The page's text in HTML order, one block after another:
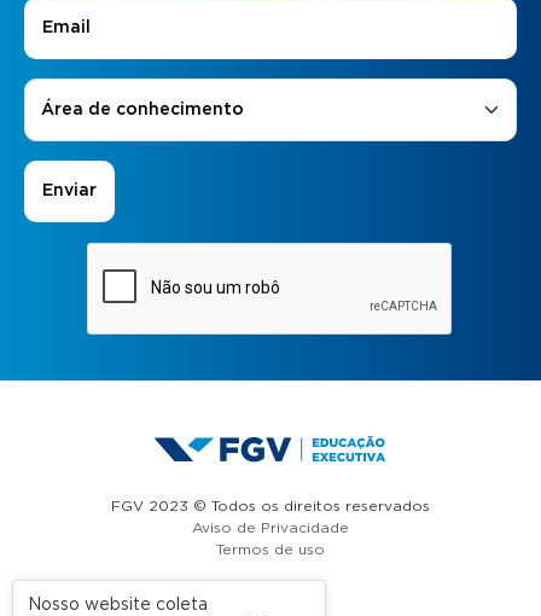
E-mail
Áreas de Interesse
Área de conhecimento
FGV 2023 © Todos os direitos reservados
Aviso de Privacidade
Termos de uso
Nosso website coleta